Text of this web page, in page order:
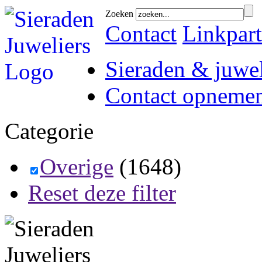
Zoeken
Contact
Sieraden &
Contact
Categorie
Overige (1648)
Reset deze filter